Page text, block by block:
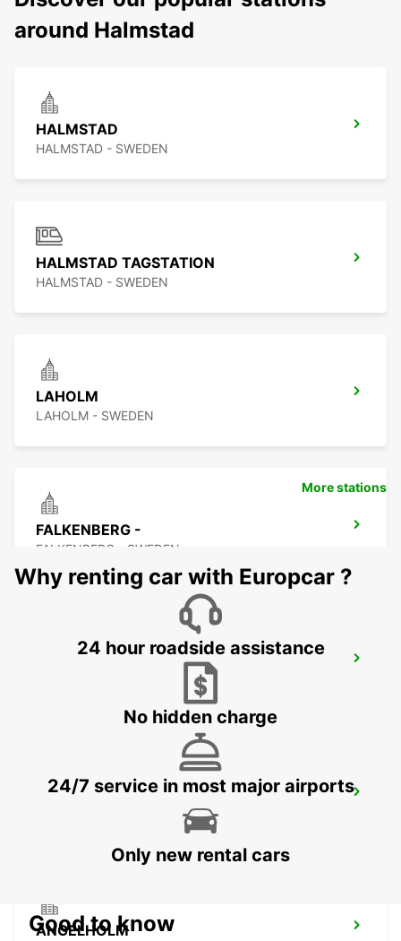
around Halmstad
HALMSTAD
HALMSTAD - SWEDEN
HALMSTAD TAGSTATION
HALMSTAD - SWEDEN
LAHOLM
LAHOLM - SWEDEN
FALKENBERG -
FALKENBERG - SWEDEN
FALKENBERG TRAIN STATION
ANGELHOLM AIRPORT
ANGELHOLM
More stations
Why renting car with Europcar ?
24 hour roadside assistance
No hidden charge
24/7 service in most major airports
Only new rental cars
Good to know